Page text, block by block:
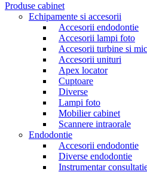
Produse cabinet
Echipamente si accesorii
Accesorii endodontie
Accesorii lampi foto
Accesorii turbine si
Accesorii unituri
Apex locator
Cuptoare
Diverse
Lampi foto
Mobilier cabinet
Scannere intraorale
Endodontie
Accesorii endodontie
Diverse endodontie
Instrumentar